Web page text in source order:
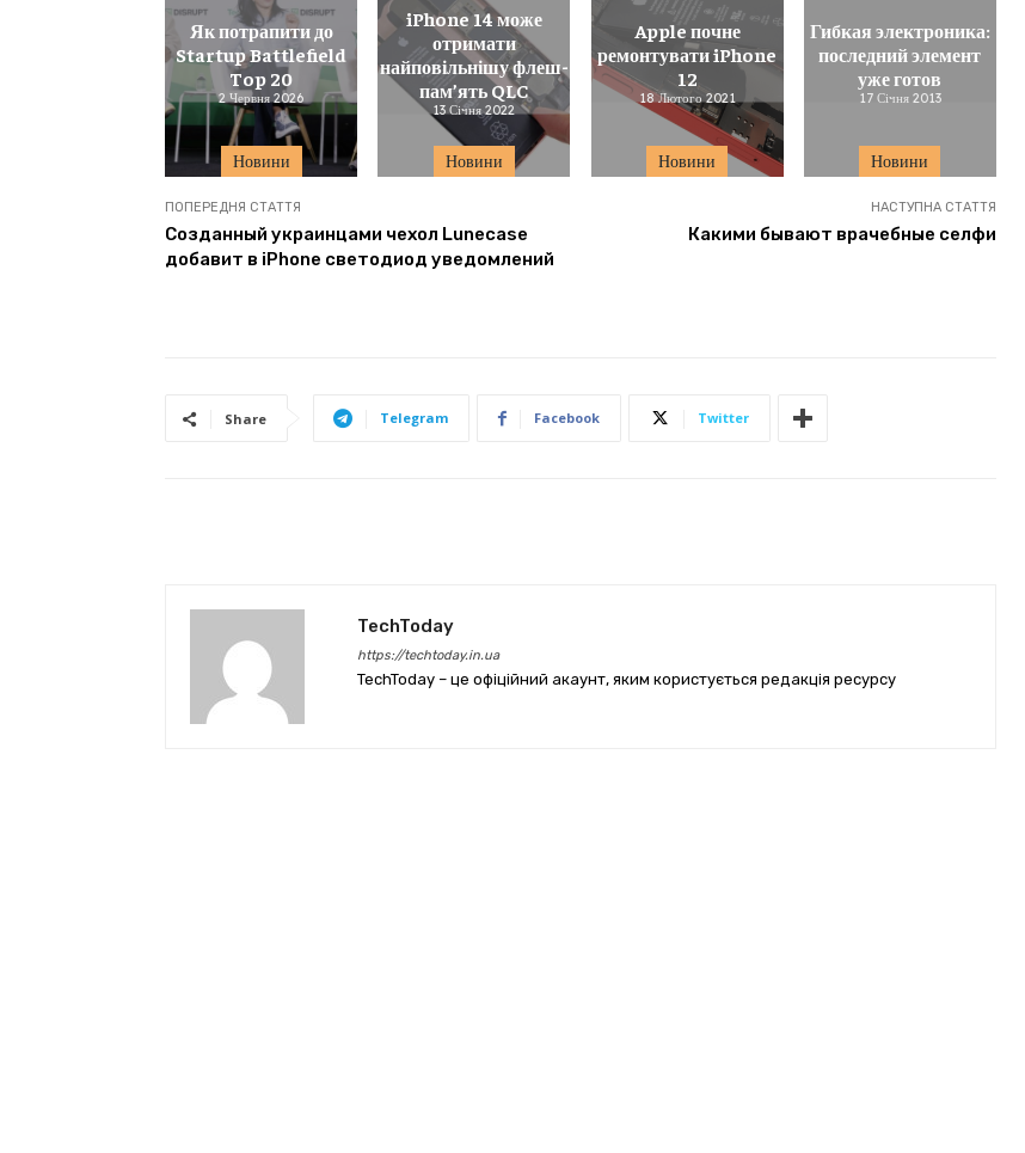
Новини
Як потрапити до
Startup Battlefield
Top 20
2 Червня 2026
Новини
iPhone 14 може
отримати
найповільнішу флеш-
пам’ять QLC
13 Січня 2022
Новини
Apple почне
ремонтувати iPhone
12
18 Лютого 2021
Новини
Гибкая электроника:
последний элемент
уже готов
17 Січня 2013
ПОПЕРЕДНЯ СТАТТЯ
Созданный украинцами чехол Lunecase
добавит в iPhone светодиод уведомлений
НАСТУПНА СТАТТЯ
Какими бывают врачебные селфи
Share Telegram Facebook Twitter
TechToday
https://techtoday.in.ua
TechToday – це офіційний акаунт, яким користується редакція ресурсу